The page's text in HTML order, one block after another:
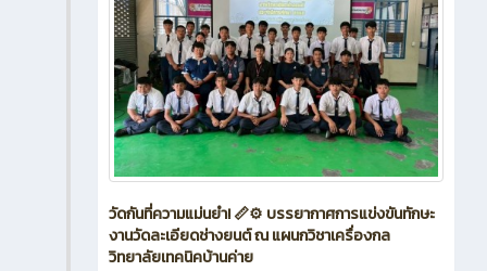
วัดกันที่ความแม่นยำ! 📏⚙️ บรรยากาศการแข่งขันทักษะ
งานวัดละเอียดช่างยนต์ ณ แผนกวิชาเครื่องกล
วิทยาลัยเทคนิคบ้านค่าย